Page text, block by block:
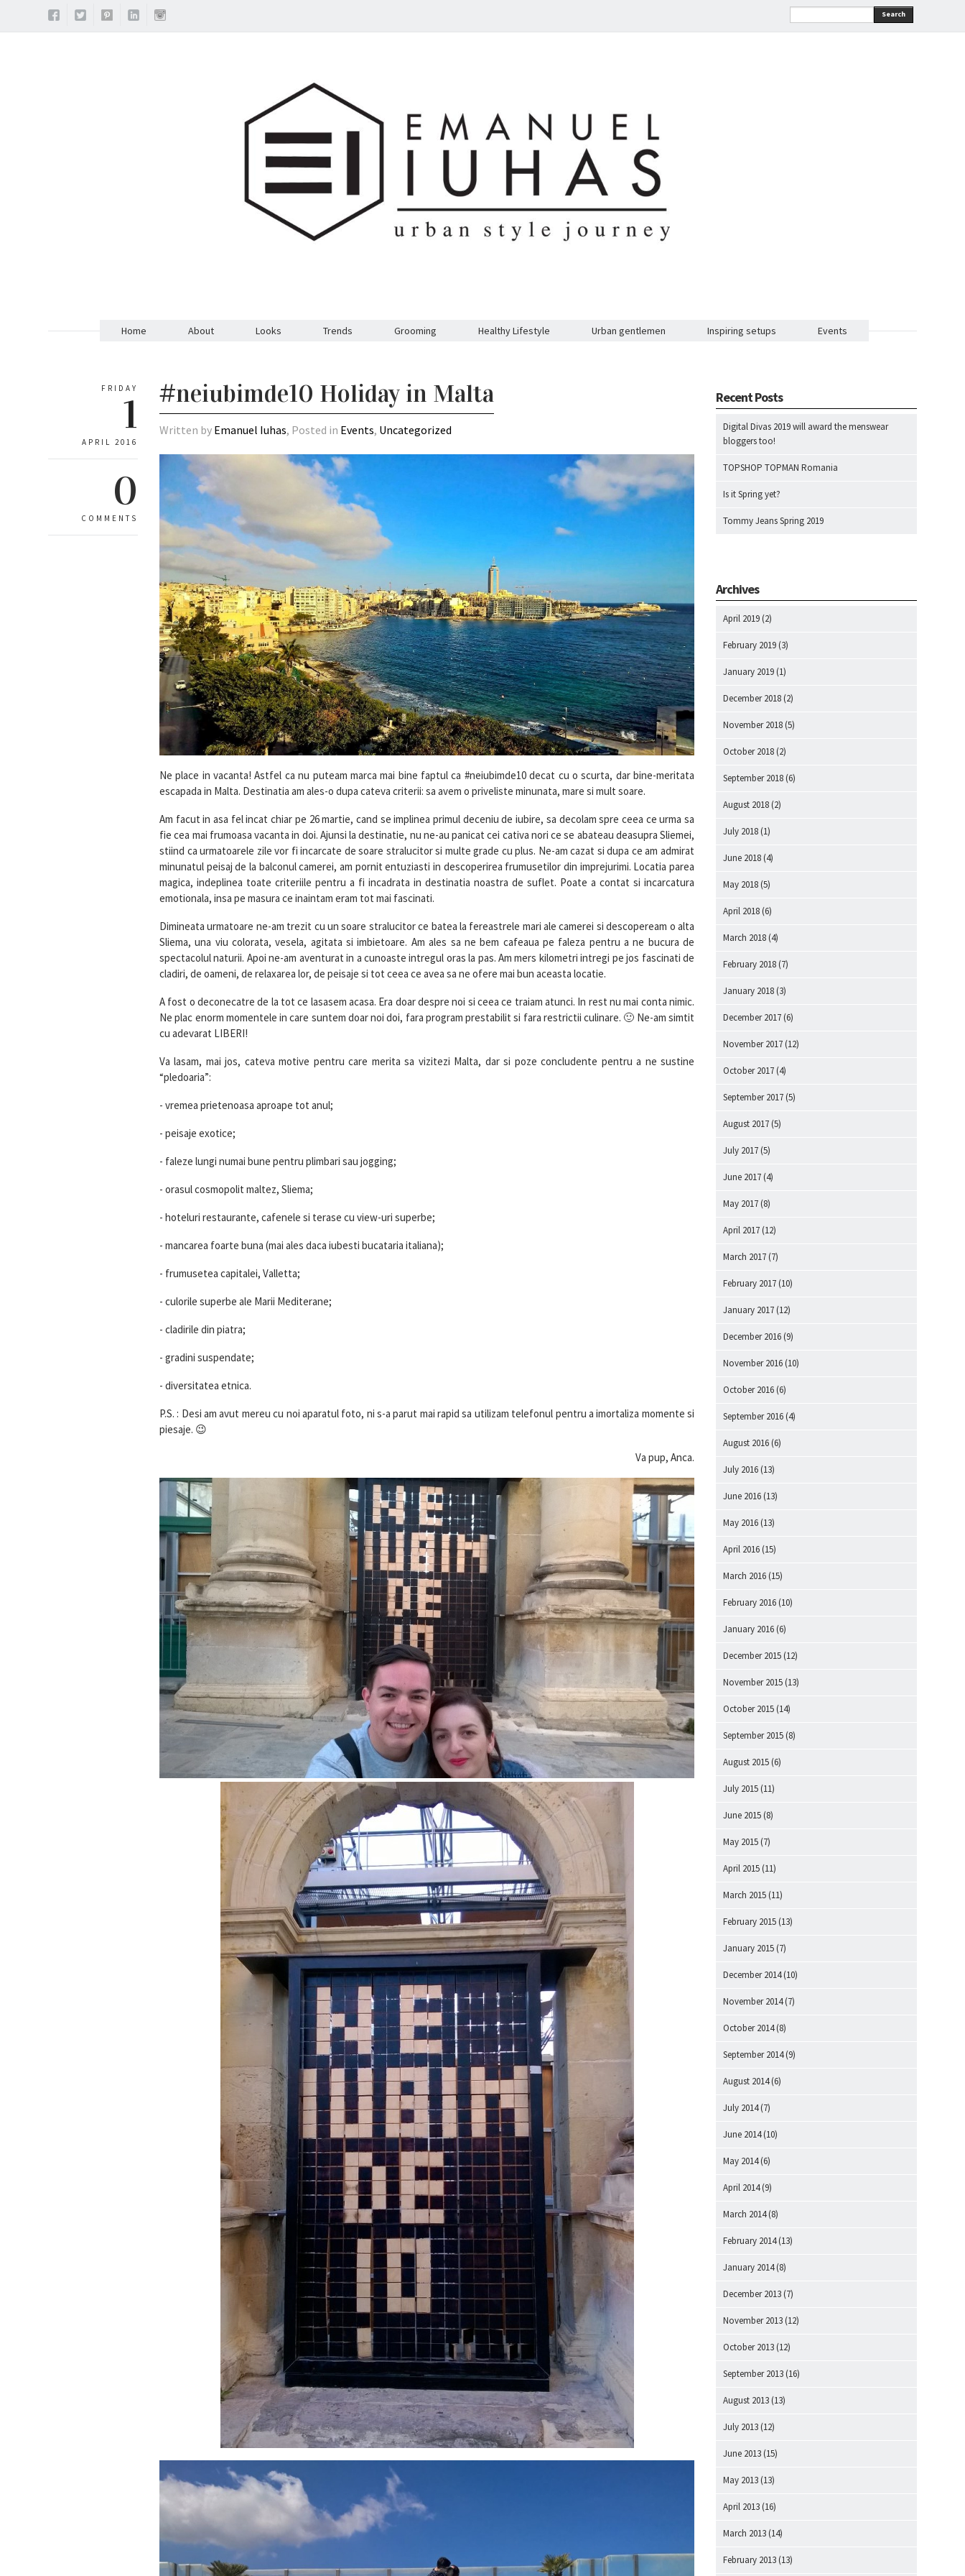
Search
Home About Looks Trends Grooming Healthy Lifestyle Urban gentlemen Inspiring setups Events
FRIDAY
1
APRIL 2016
0
COMMENTS
#neiubimde10 Holiday in Malta
Written by Emanuel Iuhas, Posted in Events, Uncategorized
Ne place in vacanta! Astfel ca nu puteam marca mai bine faptul ca #neiubimde10 decat cu o scurta, dar bine-meritata
escapada in Malta. Destinatia am ales-o dupa cateva criterii: sa avem o priveliste minunata, mare si mult soare.
Am facut in asa fel incat chiar pe 26 martie, cand se implinea primul deceniu de iubire, sa decolam spre ceea ce urma sa
fie cea mai frumoasa vacanta in doi. Ajunsi la destinatie, nu ne-au panicat cei cativa nori ce se abateau deasupra Sliemei,
stiind ca urmatoarele zile vor fi incarcate de soare stralucitor si multe grade cu plus. Ne-am cazat si dupa ce am admirat
minunatul peisaj de la balconul camerei, am pornit entuziasti in descoperirea frumusetilor din imprejurimi. Locatia parea
magica, indeplinea toate criteriile pentru a fi incadrata in destinatia noastra de suflet. Poate a contat si incarcatura
emotionala, insa pe masura ce inaintam eram tot mai fascinati.
Dimineata urmatoare ne-am trezit cu un soare stralucitor ce batea la fereastrele mari ale camerei si descopeream o alta
Sliema, una viu colorata, vesela, agitata si imbietoare. Am ales sa ne bem cafeaua pe faleza pentru a ne bucura de
spectacolul naturii. Apoi ne-am aventurat in a cunoaste intregul oras la pas. Am mers kilometri intregi pe jos fascinati de
cladiri, de oameni, de relaxarea lor, de peisaje si tot ceea ce avea sa ne ofere mai bun aceasta locatie.
A fost o deconecatre de la tot ce lasasem acasa. Era doar despre noi si ceea ce traiam atunci. In rest nu mai conta nimic.
Ne plac enorm momentele in care suntem doar noi doi, fara program prestabilit si fara restrictii culinare. 🙂 Ne-am simtit
cu adevarat LIBERI!
Va lasam, mai jos, cateva motive pentru care merita sa vizitezi Malta, dar si poze concludente pentru a ne sustine
“pledoaria”:
- vremea prietenoasa aproape tot anul;
- peisaje exotice;
- faleze lungi numai bune pentru plimbari sau jogging;
- orasul cosmopolit maltez, Sliema;
- hoteluri restaurante, cafenele si terase cu view-uri superbe;
- mancarea foarte buna (mai ales daca iubesti bucataria italiana);
- frumusetea capitalei, Valletta;
- culorile superbe ale Marii Mediterane;
- cladirile din piatra;
- gradini suspendate;
- diversitatea etnica.
P.S. : Desi am avut mereu cu noi aparatul foto, ni s-a parut mai rapid sa utilizam telefonul pentru a imortaliza momente si
piesaje. 😉
Va pup, Anca.
Recent Posts
Digital Divas 2019 will award the menswear
bloggers too!
TOPSHOP TOPMAN Romania
Is it Spring yet?
Tommy Jeans Spring 2019
Archives
April 2019 (2)
February 2019 (3)
January 2019 (1)
December 2018 (2)
November 2018 (5)
October 2018 (2)
September 2018 (6)
August 2018 (2)
July 2018 (1)
June 2018 (4)
May 2018 (5)
April 2018 (6)
March 2018 (4)
February 2018 (7)
January 2018 (3)
December 2017 (6)
November 2017 (12)
October 2017 (4)
September 2017 (5)
August 2017 (5)
July 2017 (5)
June 2017 (4)
May 2017 (8)
April 2017 (12)
March 2017 (7)
February 2017 (10)
January 2017 (12)
December 2016 (9)
November 2016 (10)
October 2016 (6)
September 2016 (4)
August 2016 (6)
July 2016 (13)
June 2016 (13)
May 2016 (13)
April 2016 (15)
March 2016 (15)
February 2016 (10)
January 2016 (6)
December 2015 (12)
November 2015 (13)
October 2015 (14)
September 2015 (8)
August 2015 (6)
July 2015 (11)
June 2015 (8)
May 2015 (7)
April 2015 (11)
March 2015 (11)
February 2015 (13)
January 2015 (7)
December 2014(10)
November 2014(7)
October 2014(8)
September 2014(9)
August 2014(6)
July 2014(7)
June 2014(10)
May 2014(6)
April 2014(9)
March 2014(8)
February 2014(13)
January 2014(8)
December 2013 (7)
November 2013 (12)
October 2013 (12)
September 2013 (16)
August 2013 (13)
July 2013 (12)
June 2013 (15)
May 2013 (13)
April 2013 (16)
March 2013 (14)
February 2013 (13)